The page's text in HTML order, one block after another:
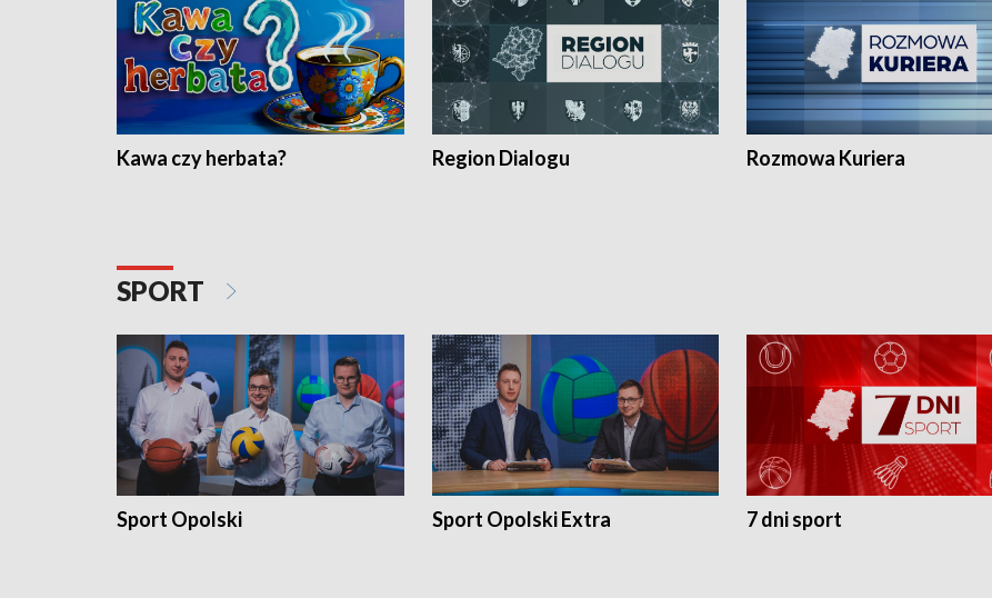
Kawa czy herbata? Region Dialogu Rozmowa Kuriera
SPORT
Sport Opolski Sport Opolski Extra 7 dni sport